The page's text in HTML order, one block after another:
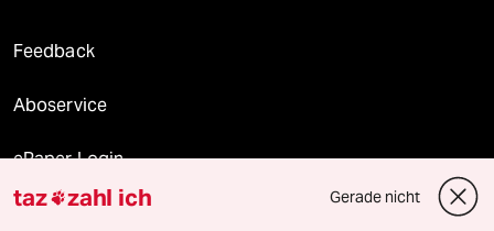
Feedback
Aboservice
ePaper Login
Downloads für Abonnierende
taz zahl ich Gerade nicht